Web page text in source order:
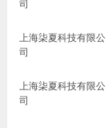
司
上海柒夏科技有限公
司
上海柒夏科技有限公
司